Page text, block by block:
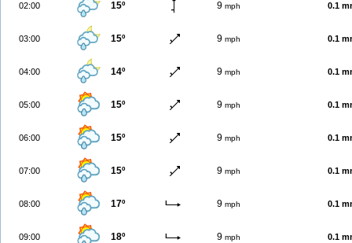
02:00 15º 9 mph 0.1
03:00 15º 9 mph 0.1
04:00 14º 9 mph 0.1
05:00 15º 9 mph 0.1
06:00 15º 9 mph 0.1
07:00 15º 9 mph 0.1
08:00 17º 9 mph 0.1
09:00 18º 9 mph 0.1